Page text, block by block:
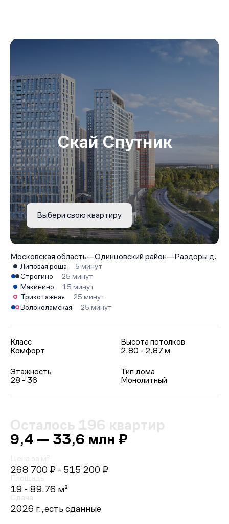
Скай Спутник
Выбери свою квартиру
Московская область—Одинцовский район—Раздоры д.
Липовая роща
5 минут
Строгино
25 минут
Мякинино
15 минут
Трикотажная
25 минут
Волоколамская
25 минут
Класс
Комфорт
Высота потолков
2.80 - 2.87 м
Этажность
28 - 36
Тип дома
Монолитный
Осталось 196 квартир
9,4 — 33,6 млн ₽
Цена за м²
268 700 ₽ - 515 200 ₽
Площадь
19 - 89.76 м²
Сдача
2026 г.,есть сданные